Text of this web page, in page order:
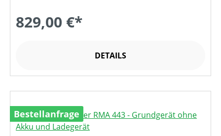
829,00 €*
DETAILS
Bestellanfrage